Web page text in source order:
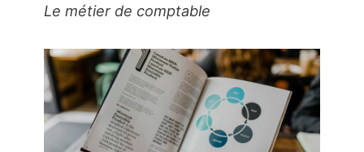
Le métier de comptable